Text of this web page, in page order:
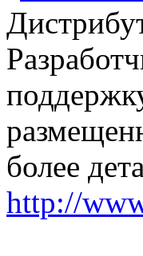
более
http://